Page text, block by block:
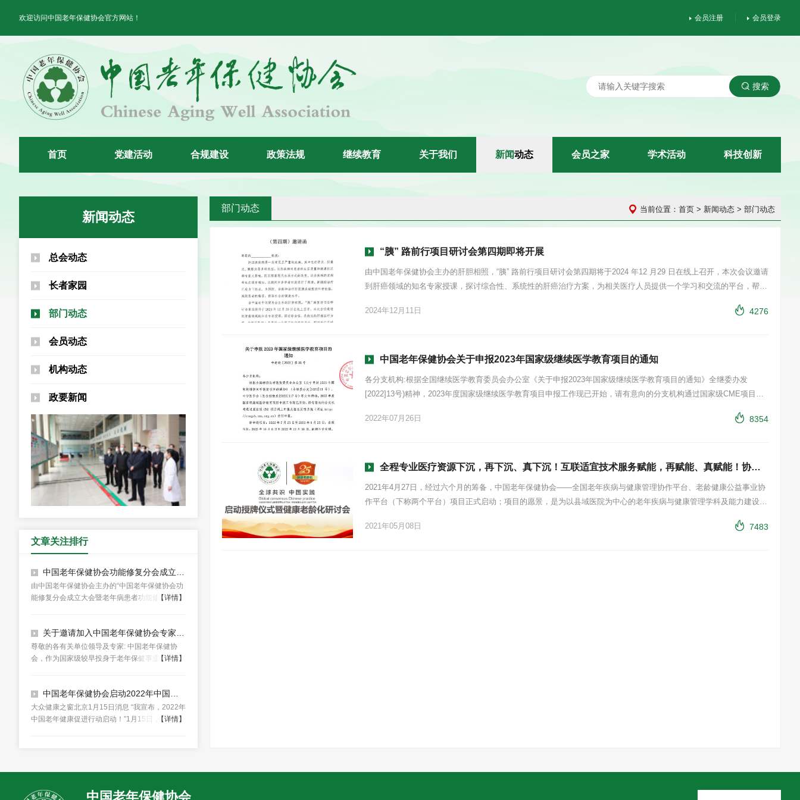
欢迎访问中国老年保健协会官方网站！ 会员注册 会员登录
搜索
首页 党建活动 合规建设 政策法规 继续教育 关于我们 新闻动态 会员之家 学术活动 科技创 新
新闻动态
总会动态
长者家园
部门动态
会员动态
机构动态
政要新闻
文章关注排行
中国老年保健协会功能修复分会成立大会暨老年病患者功能修复论坛/新技术发布会在京举办
由中国老年保健协会主办的“中国老年保健协会功
能修复分会成立大会暨老年病患者功能修复论坛/
滕吉文院士、中国老年保健协会闫青春会长、副
会长兼秘书长温中一、国家老年医学中心齐海梅
教授、国家卫健委北京老年医学研究所孙亮教
院黄晓丽教授、中国老年保健协会监事长、常务
副秘书长郑浩彬、副秘书长潘静、庞光亮等300
余位专家参加会议。
【详情】
关于邀请加入中国老年保健协会专家委员会的函
尊敬的各有关单位领导及专家: 中国老年保健协
会，作为国家级较早投身于老年保健事业:致力于
已历经近三十载春秋。本协会汇聚了全国范围内
专注于老年保健的医疗精英、老年健康产业界的
杰出企业家，共同构筑了一个全国性、行业性、
【详情】
中国老年保健协会启动2022年中国老年健康促进行动
大众健康之窗北京1月15日消息 “我宣布，2022年
中国老年健康促进行动启动！”1月15日，随着中
保健协会养老健康科技创新分会联合中国老年保
【详情】
部门动态 当前位置： 首页 > 新闻动态 > 部门动态
“胰” 路前行项目研讨会第四期即将开展
由中国老年保健协会主办的肝胆相照，“胰” 路前行项目研讨会第四期将于2024 年12 月29 日在线上召开，本次会议邀请
到肝癌领域的知名专家授课，探讨综合性、系统性的肝癌治疗方案，为相关医疗人员提供一个学习和交流的平台，帮助
度和治疗效果。
2024年12月11日 4276
中国老年保健协会关于申报2023年国家级继续医学教育项目的通知
各分支机构:根据全国继续医学教育委员会办公室《关于申报2023年国家级继续医学教育项目的通知》全继委办发
[2022]13号)精神，2023年度国家级继续医学教育项目申报工作现已开始，请有意向的分支机构通过国家级CME项目网
2022年07月26日
8354
全程专业医疗资源下沉，再下沉、真下沉！互联适宜技术服务赋能，再赋能、真赋能！协会双协作平台启动，致力于老年疾病与健康管理
2021年4月27日，经过六个月的筹备，中国老年保健协会——全国老年疾病与健康管理协作平台、老龄健康公益事业协
作平台（下称两个平台）项目正式启动；项目的愿景，是为以县域医院为中心的老年疾病与健康管理学科及能力建设整
2021年05月08日
7483
中国老年保健协会